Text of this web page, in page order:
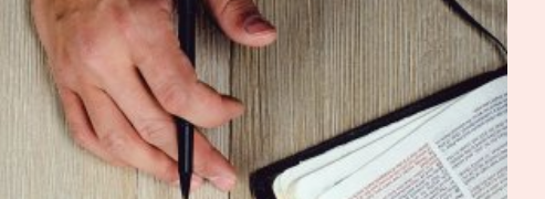
Lichamelijke ontwikkeling
M
Meerbegaafd/
Mensbeeld
Moeder-kindrelatie
Muziek